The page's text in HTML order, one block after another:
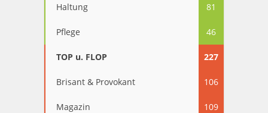
Haltung 81
Pflege 46
TOP u. FLOP 227
Brisant & Provokant 106
Magazin 109